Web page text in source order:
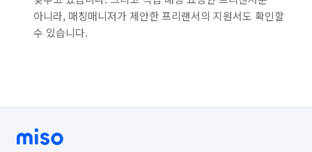
아니라, 매칭매니저가 제안한 프리랜서의 지원서도 확인할
수 있습니다.